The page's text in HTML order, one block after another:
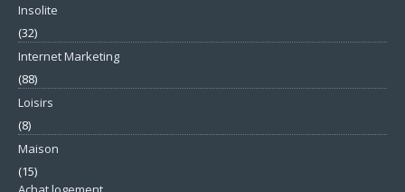
Insolite
(32)
Internet Marketing
(88)
Loisirs
(8)
Maison
(15)